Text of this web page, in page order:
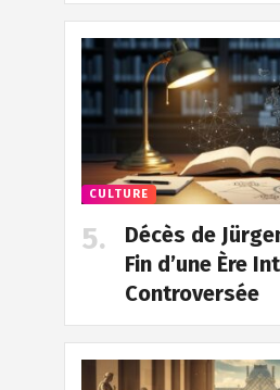
CULTURE
Décès de
Fin d’une Ère
Controversée